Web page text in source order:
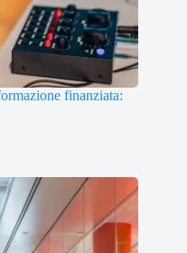
finanziata: